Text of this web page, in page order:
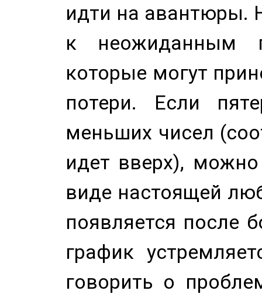
идти на авантюры.
к неожиданным
которые могут
потери. Если
меньших чисел
идет вверх),
виде настоящей
появляется после
график
говорить о